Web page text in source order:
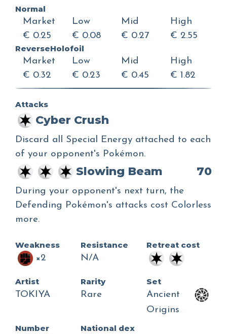
Normal
Market
€ 0.25
Low
€ 0.08
Mid
€ 0.27
High
€ 2.55
ReverseHolofoil
Market
€ 0.32
Low
€ 0.23
Mid
€ 0.45
High
€ 1.82
Attacks
Cyber Crush
Discard all Special Energy attached to each
of your opponent's Pokémon.
Slowing Beam 70
During your opponent's next turn, the
Defending Pokémon's attacks cost Colorless
more.
Weakness
×2
Resistance
N/A
Retreat cost
Artist
TOKIYA
Rarity
Rare
Set
Ancient
Origins
Number
National dex